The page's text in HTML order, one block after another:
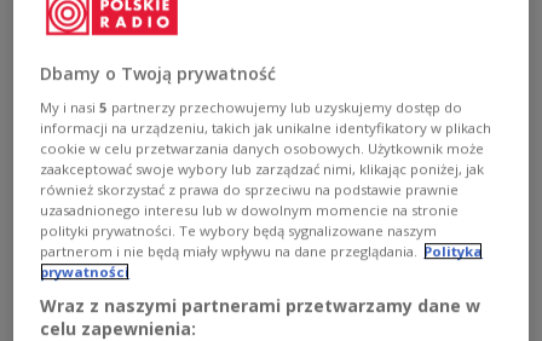
Grzegorz Braun Adam Burakowski/East News
Warschau – Der polnische Europaabgeordnete
Grzegorz Braun ist von einer Organisation in
Belarus ausgezeichnet worden, die dem Regime
von Alexander Lukaschenko nahesteht. Wie das
PortalOKO.press berichtet, verlieh die
Internationale Emil-Czeczko-Stiftung am 3.
November ihre „Friedens- und
Menschenrechtspreise“. Zu den Preisträgern
Dbamy o Twoją prywatność
My i nasi5 partnerzy przechowujemy lub uzyskujemy dostęp do
informacji na urządzeniu, takich jak unikalne identyfikatory w plikach
cookie w celu przetwarzania danych osobowych. Użytkownik może
zaakceptować swoje wybory lub zarządzać nimi, klikając poniżej, jak
również skorzystać z prawa do sprzeciwu na podstawie prawnie
uzasadnionego interesu lub w dowolnym momencie na stronie
polityki prywatności. Te wybory będą sygnalizowane naszym
partnerom i nie będą miały wpływu na dane przeglądania.
Polityka
prywatności
Wraz z naszymi partnerami przetwarzamy dane w
celu zapewnienia: